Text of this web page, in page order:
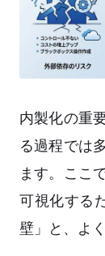
内製化の重
る過程では
ます。ここ
可視化する
壁」と、よ